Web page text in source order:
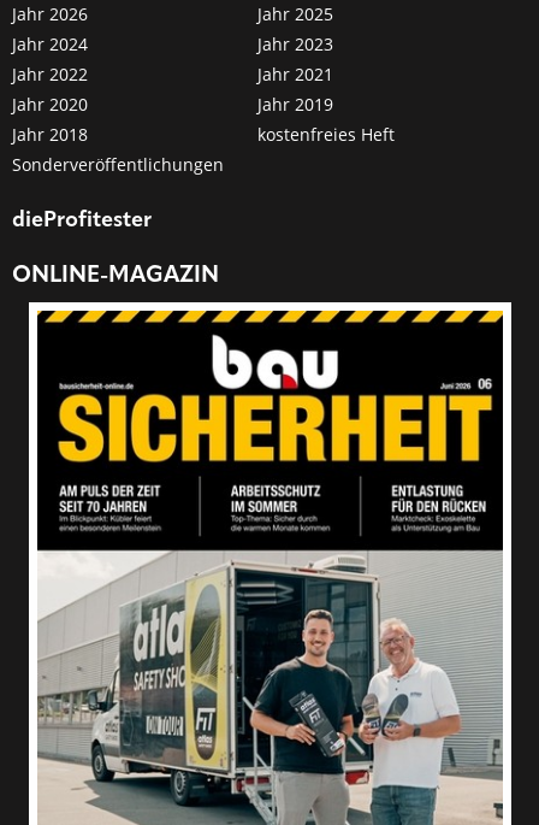
Jahr 2026
Jahr 2025
Jahr 2024
Jahr 2023
Jahr 2022
Jahr 2021
Jahr 2020
Jahr 2019
Jahr 2018
kostenfreies Heft
Sonderveröffentlichungen
dieProfitester
ONLINE-MAGAZIN